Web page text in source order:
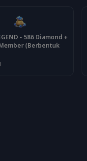
- 586 Diamond +
(Berbentuk